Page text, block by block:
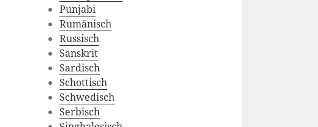
Punjabi
Rumänisch
Russisch
Sanskrit
Sardisch
Schottisch
Schwedisch
Serbisch